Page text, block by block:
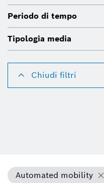
Periodo di tempo
Tipologia media
Chiudi filtri
Automated mobility